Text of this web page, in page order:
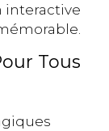
interactive
Tous